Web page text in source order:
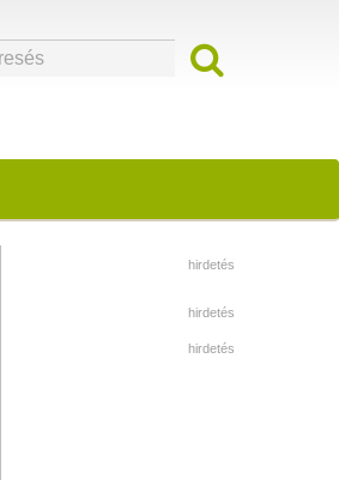
hirdetés
hirdetés
hirdetés